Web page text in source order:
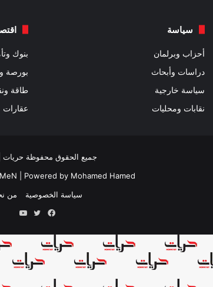
سياسة
أحزاب وبرلمان
دراسات وأبحاث
سياسة خارجية
نقابات ومحليات
بنوك
بورصة
طاقة
عقارات
جميع الحقوق محفوظة حريات | 2026
| Powered by Mohamed Hamed
سياسة الخصوصية
من
فيسبوك
تويتريوتيوب